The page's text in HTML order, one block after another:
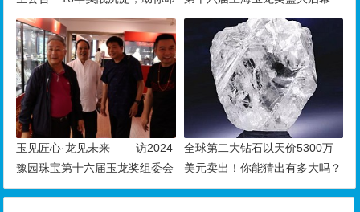
开财富与传承之门
玉见匠心·龙见未来 ——访2024
豫园珠宝第十六届玉龙奖组委会
主任钱振峰
全球第二大钻石以天价5300万
美元卖出！你能猜出有多大吗？